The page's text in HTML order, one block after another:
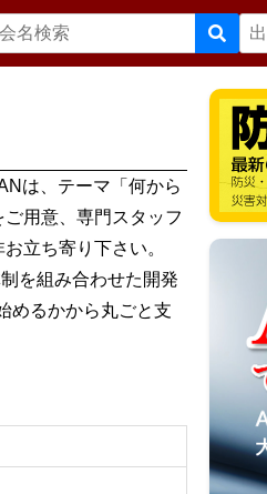
は、テーマ「何から
用意、専門スタッフ
立ち寄り下さい。
を組み合わせた開発
めるかから丸ごと支